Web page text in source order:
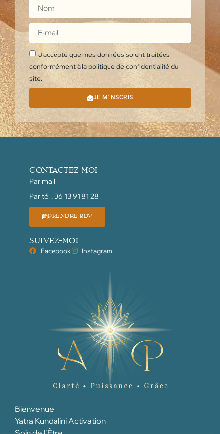
J'accepte que mes données soient traitées
conformément à la politique de confidentialité du
site.
JE M'INSCRIS
Bienvenue
Yatra Kundalini Activation
CONTACTEZ-MOI
Par mail
Par tél : 06 13 91 81 28
PRENDRE RDV
SUIVEZ-MOI
Facebook Instagram